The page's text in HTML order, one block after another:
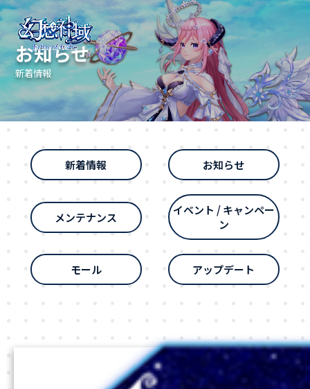
お知らせ
新着情報
新着情報 お知らせ
メンテナンス
イベント / キャンペー
ン
モール アップデート